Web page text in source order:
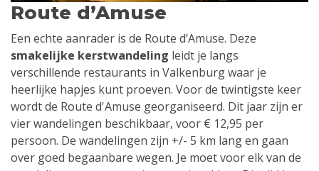
Route d’Amuse
Een echte aanrader is de Route d’Amuse. Deze
smakelijke kerstwandeling leidt je langs
verschillende restaurants in Valkenburg waar je
heerlijke hapjes kunt proeven. Voor de twintigste keer
wordt de Route d'Amuse georganiseerd. Dit jaar zijn er
vier wandelingen beschikbaar, voor € 12,95 per
persoon. De wandelingen zijn +/- 5 km lang en gaan
over goed begaanbare wegen. Je moet voor elk van de